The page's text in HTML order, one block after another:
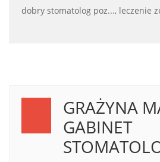
dobry stomatolog poz..., leczenie
GRAŻYNA
GABINET